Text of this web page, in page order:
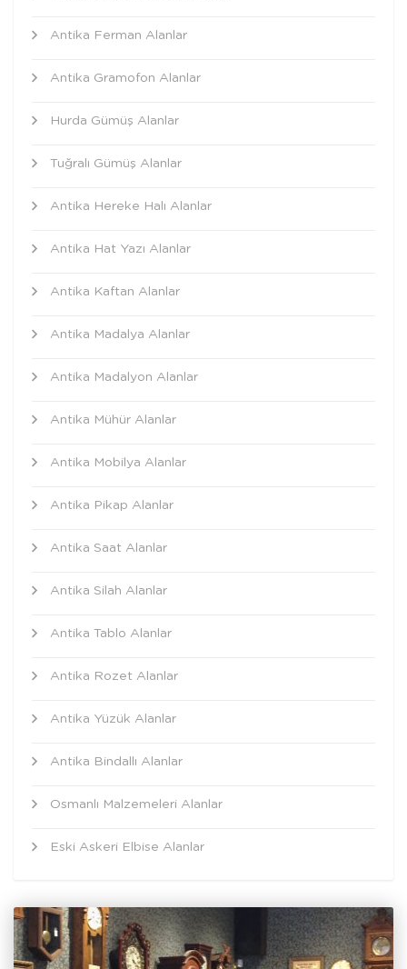
Antika Ferman Alanlar
Antika Gramofon Alanlar
Hurda Gümüş Alanlar
Tuğralı Gümüş Alanlar
Antika Hereke Halı Alanlar
Antika Hat Yazı Alanlar
Antika Kaftan Alanlar
Antika Madalya Alanlar
Antika Madalyon Alanlar
Antika Mühür Alanlar
Antika Mobilya Alanlar
Antika Pikap Alanlar
Antika Saat Alanlar
Antika Silah Alanlar
Antika Tablo Alanlar
Antika Rozet Alanlar
Antika Yüzük Alanlar
Antika Bindallı Alanlar
Osmanlı Malzemeleri Alanlar
Eski Askeri Elbise Alanlar